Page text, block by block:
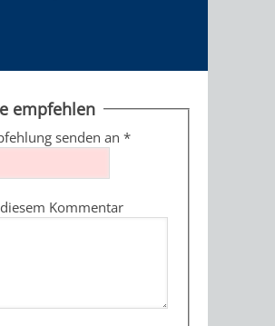
empfehlen
senden an *
Kommentar